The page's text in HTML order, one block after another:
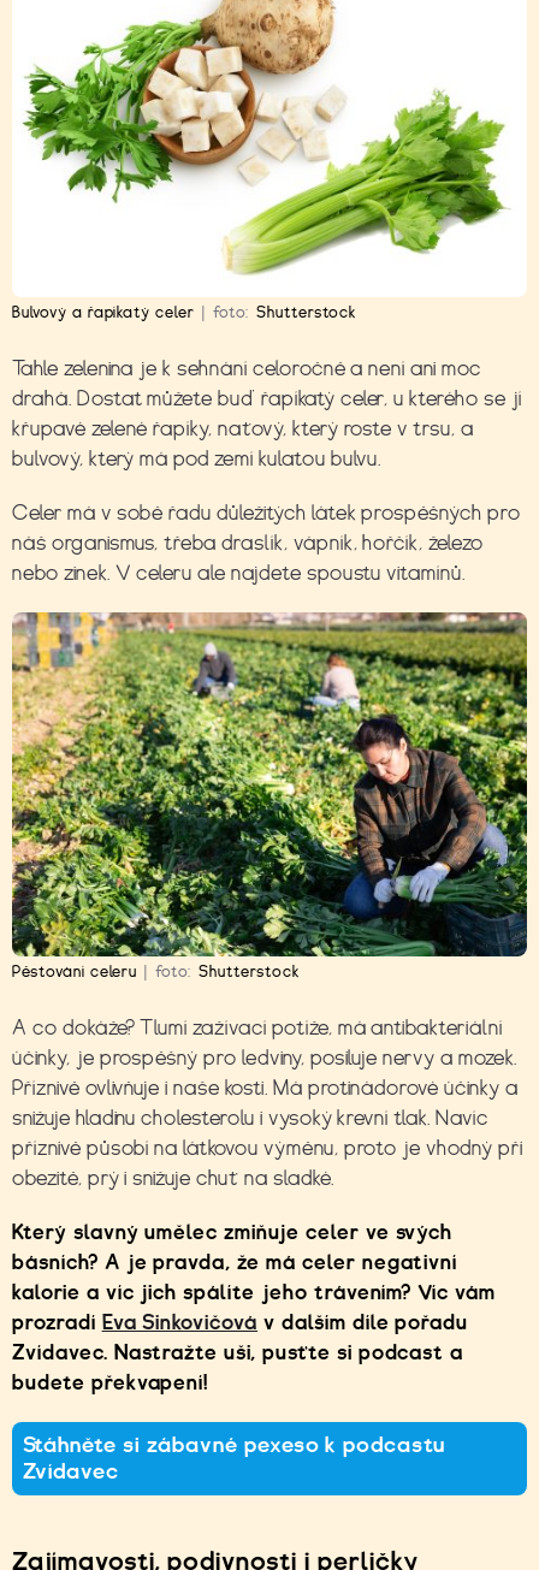
Bulvový a řapíkatý celer foto: Shutterstock
Tahle zelenina je k sehnání celoročně a není ani moc
drahá. Dostat můžete buď řapíkatý celer, u kterého se jí
křupavé zelené řapíky, naťový, který roste v trsu, a
bulvový, který má pod zemí kulatou bulvu.
Celer má v sobě řadu důležitých látek prospěšných pro
náš organismus, třeba draslík, vápník, hořčík, železo
nebo zinek. V celeru ale najdete spoustu vitamínů.
Pěstování celeru | foto: Shutterstock
A co dokáže? Tlumí zažívací potíže, má antibakteriální
účinky, je prospěšný pro ledviny, posiluje nervy a mozek.
Příznivě ovlivňuje i naše kosti. Má protinádorové účinky a
snižuje hladinu cholesterolu i vysoký krevní tlak. Navíc
příznivě působí na látkovou výměnu, proto je vhodný při
obezitě, prý i snižuje chuť na sladké.
Který slavný umělec zmiňuje celer ve svých
básních? A je pravda, že má celer negativní
kalorie a víc jich spálíte jeho trávením? Víc vám
prozradí Eva Sinkovičová v dalším díle pořadu
Zvídavec. Nastražte uši, pusťte si podcast a
budete překvapení!
Stáhněte si zábavné pexeso k podcastu
Zvídavec
Zajímavosti, podivnosti i perličky